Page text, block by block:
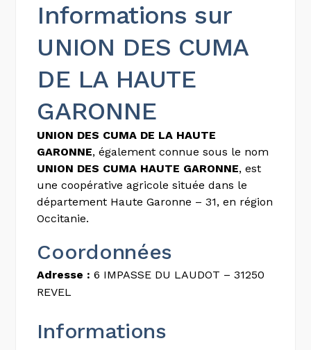
Informations sur
UNION DES CUMA
DE LA HAUTE
GARONNE
UNION DES CUMA DE LA HAUTE
GARONNE, également connue sous le nom
UNION DES CUMA HAUTE GARONNE, est
une coopérative agricole située dans le
département Haute Garonne – 31, en région
Occitanie.
Coordonnées
Adresse : 6 IMPASSE DU LAUDOT – 31250
REVEL
Informations